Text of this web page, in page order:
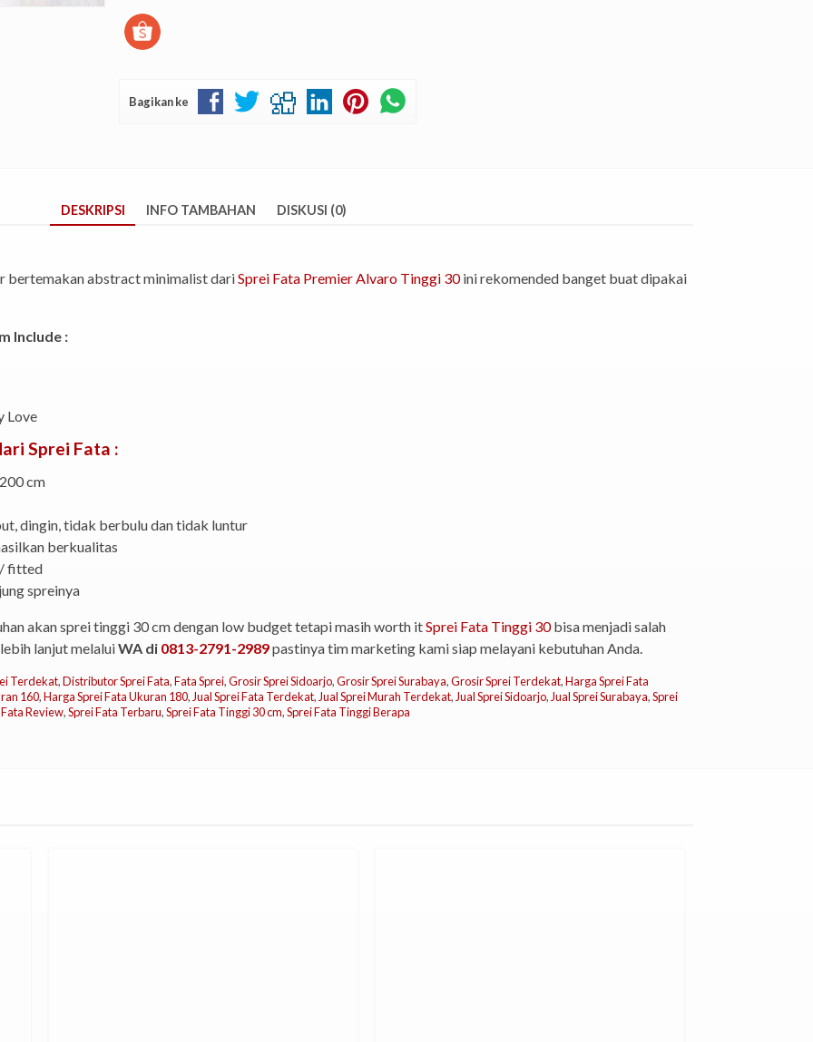
Bagikan ke
DESKRIPSI INFO TAMBAHAN DISKUSI (0)
bertemakan abstract minimalist dariSprei Fata Premier Alvaro Tinggi 30ini rekomended banget buat dipakai
Include :
Love
Sprei Fata :
cm
dingin, tidak berbulu dan tidak luntur
berkualitas
/ fitted
spreinya
akan sprei tinggi 30 cm dengan low budget tetapi masih worth itSprei Fata Tinggi 30bisa menjadi salah
lanjut melaluiWA di 0813-2791-2989pastinya tim marketing kami siap melayani kebutuhan Anda.
Terdekat,Distributor Sprei Fata,Fata Sprei,Grosir Sprei Sidoarjo,Grosir Sprei Surabaya,Grosir Sprei Terdekat,Harga Sprei Fata
160,Harga Sprei Fata Ukuran 180, Jual Sprei Fata Terdekat, Jual Sprei Murah Terdekat, Jual Sprei Sidoarjo, Jual Sprei Surabaya,Sprei
Review,Sprei Fata Terbaru,Sprei Fata Tinggi 30 cm,Sprei Fata Tinggi Berapa